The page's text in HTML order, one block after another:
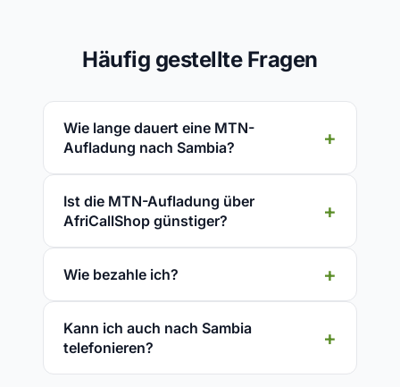
Häufig gestellte Fragen
Wie lange dauert eine MTN-
Aufladung nach Sambia?
Ist die MTN-Aufladung über
AfriCallShop günstiger?
Wie bezahle ich?
Kann ich auch nach Sambia
telefonieren?